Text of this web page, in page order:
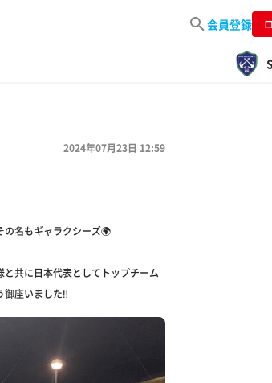
会員登録
2024年07月23日 12:59
の名もギャラクシーズ🌍
共に日本代表としてトップチーム
御座いました‼️